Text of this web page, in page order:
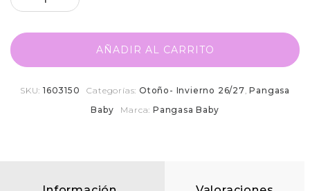
AÑADIR AL CARRITO
SKU: 1603150 Categorías: Otoño- Invierno 26/27 ,Pangasa
Baby
Marca: Pangasa Baby